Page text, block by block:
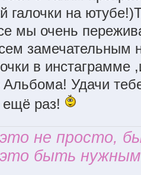
галочки на
мы очень
замечательным
в инстаграмме
Удачи
раз!
не просто,
быть